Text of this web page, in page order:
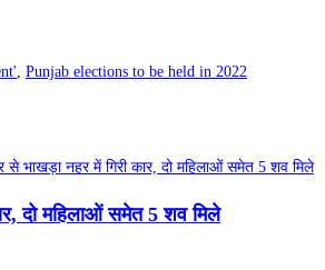
Punjab elections to be held in 2022
दो महिलाओं समेत 5 शव मिले